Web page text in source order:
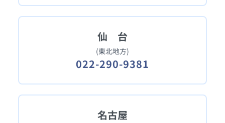
仙 台
(東北地方)
022-290-9381
名古屋